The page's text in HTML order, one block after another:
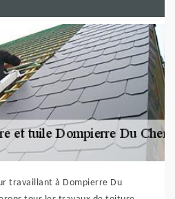
travaillant à Dompierre Du